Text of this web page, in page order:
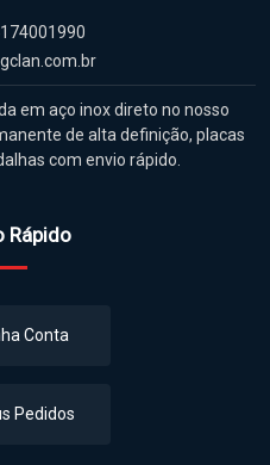
em aço inox direto no nosso
de alta definição, placas
com envio rápido.
Rápido
Conta
Pedidos